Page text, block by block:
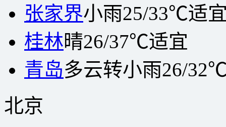
张家界小雨25/33℃适
桂林晴26/37℃适宜
青岛多云转小雨26/
北京